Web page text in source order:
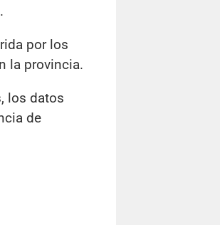
por los
la provincia.
los datos
de